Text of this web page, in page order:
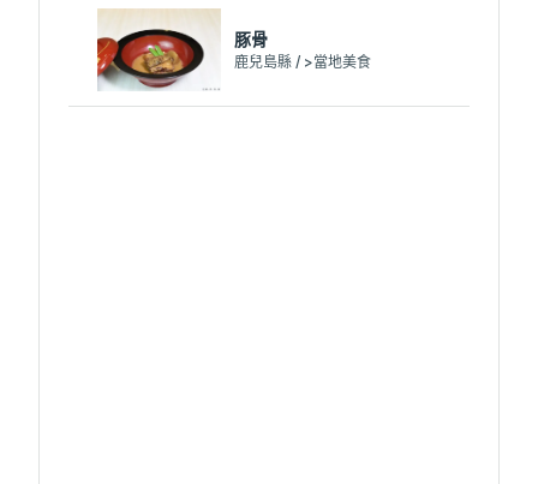
豚骨
鹿兒島縣 / >當地美食